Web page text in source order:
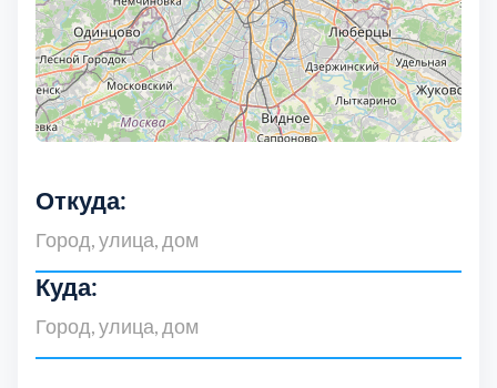
Откуда:
Куда:
Домодедовский 7
Дубна 1
Егорьевский 3
Зеленоградский
Истринский 11
Каширский